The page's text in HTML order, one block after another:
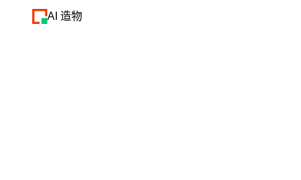
AI 造物